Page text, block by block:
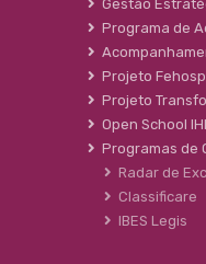
Gestão
Programa de
Projeto Fehosp
Projeto
Open School IHI
Programas de
Radar de
Classificare
IBES Legis